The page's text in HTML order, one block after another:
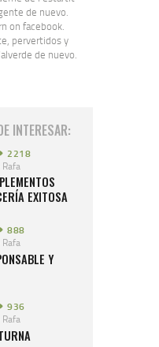
de nuevo.
on facebook.
pervertidos y
de nuevo.
INTERESAR:
2218
Rafa
EXITOSA
888
Rafa
Y
936
Rafa